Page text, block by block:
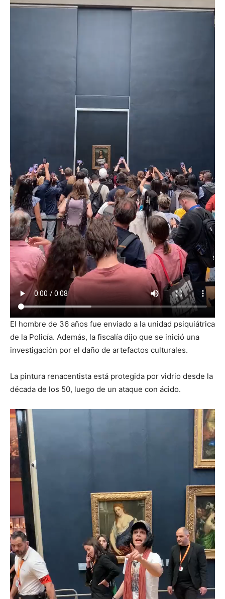
El hombre de 36 años fue enviado a la unidad psiquiátrica
de la Policía. Además, la fiscalía dijo que se inició una
investigación por el daño de artefactos culturales.
La pintura renacentista está protegida por vidrio desde la
década de los 50, luego de un ataque con ácido.